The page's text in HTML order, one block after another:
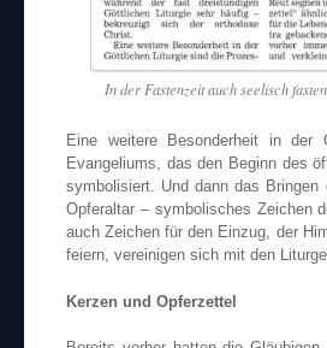
In der Fastenzeit auch seelisch
Eine weitere Besonderheit in der
Evangeliums, das den Beginn des
symbolisiert. Und dann das
Opferaltar – symbolisches Zeichen
auch Zeichen für den Einzug, der
feiern, vereinigen sich mit den
Kerzen und Opferzettel